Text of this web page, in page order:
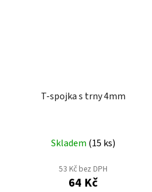
T-spojka s trny 4mm
Skladem (15 ks)
53 Kč bez DPH
64 Kč